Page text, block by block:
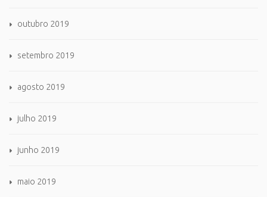
outubro 2019
setembro 2019
agosto 2019
julho 2019
junho 2019
maio 2019